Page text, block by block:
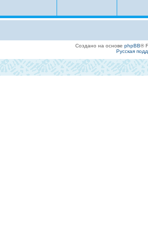
Создано на основе phpBB®
Русская